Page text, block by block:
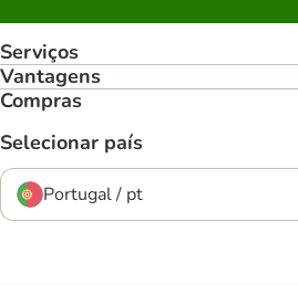
Serviços
Vantagens
Compras
Selecionar país
Portugal / pt